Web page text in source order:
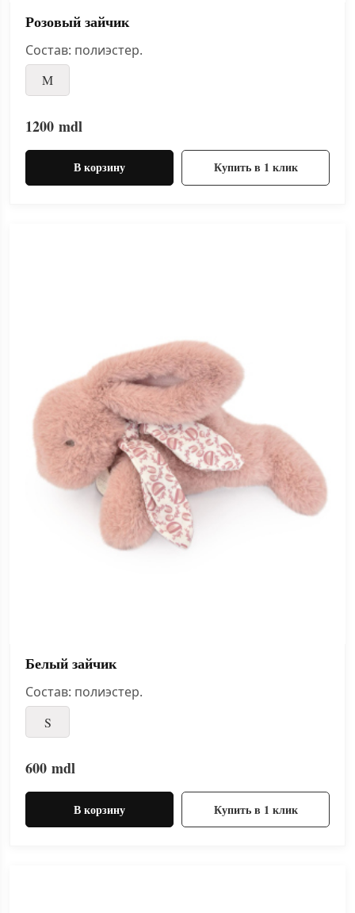
Розовый зайчик
Состав: полиэстер.
M
1200 mdl
В корзину Купить в 1 клик
Белый зайчик
Состав: полиэстер.
S
600 mdl
В корзину Купить в 1 клик